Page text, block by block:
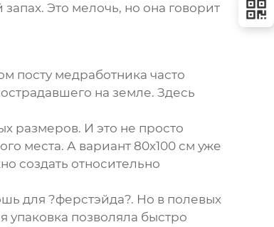
Это мелочь, но она говорит
посту медработника часто
на земле. Здесь
размеров. И это не просто
места. А вариант 80х100 см уже
создать относительно
для ?ферстэйда?. Но в полевых
позволяла быстро